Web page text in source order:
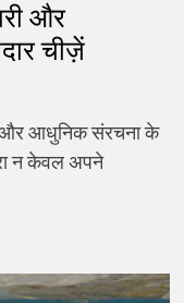
और
चीज़ें
और आधुनिक संरचना के
न केवल अपने